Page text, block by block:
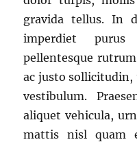
gravida tellus. In
imperdiet
pellentesque
ac justo
vestibulum.
aliquet vehicula,
mattis nisl quam